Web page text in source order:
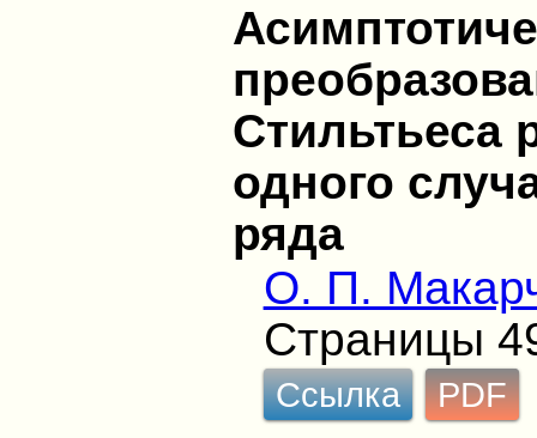
Стильтьеса
одного
ряда
О. П.
Страницы
Ссылка PDF